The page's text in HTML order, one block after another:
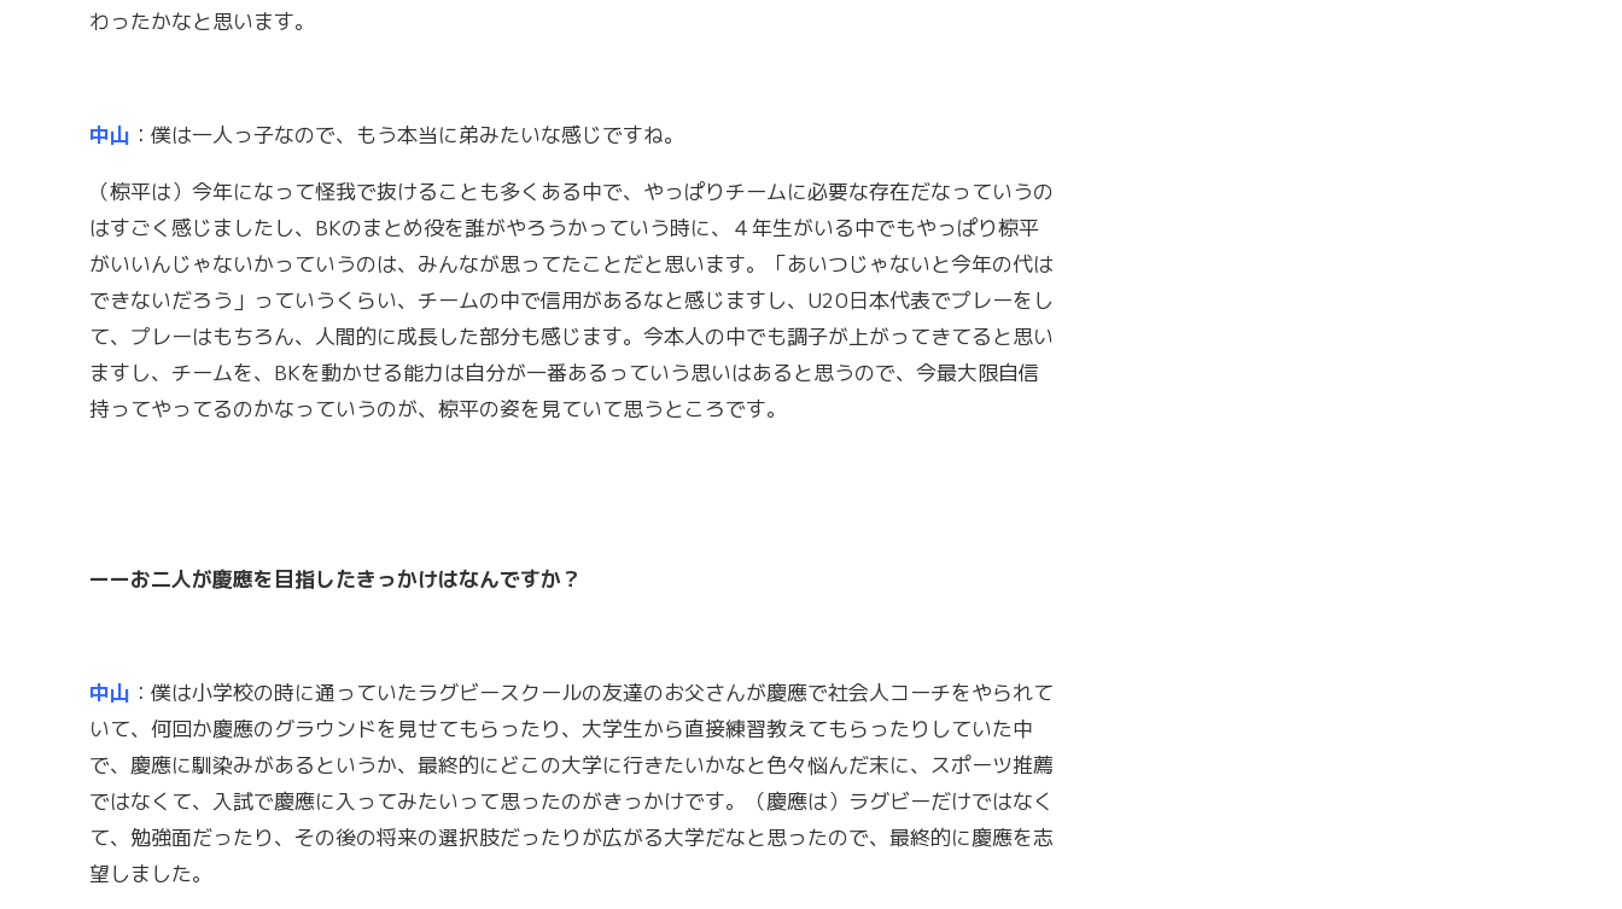
わったかなと思います。
中山 ：僕は一人っ子なので、もう本当に弟みたいな感じですね。
（椋平は）今年になって怪我で抜けることも多くある中で、やっぱりチームに必要な存在だなっていうの
はすごく感じましたし、BKのまとめ役を誰がやろうかっていう時に、４年生がいる中でもやっぱり椋平
がいいんじゃないかっていうのは、みんなが思ってたことだと思います。「あいつじゃないと今年の代は
できないだろう」っていうくらい、チームの中で信用があるなと感じますし、U20日本代表でプレーをし
て、プレーはもちろん、人間的に成長した部分も感じます。今本人の中でも調子が上がってきてると思い
ますし、チームを、BKを動かせる能力は自分が一番あるっていう思いはあると思うので、今最大限自信
持ってやってるのかなっていうのが、椋平の姿を見ていて思うところです。
ーーお二人が慶應を目指したきっかけはなんですか？
中山 ：僕は小学校の時に通っていたラグビースクールの友達のお父さんが慶應で社会人コーチをやられて
いて、何回か慶應のグラウンドを見せてもらったり、大学生から直接練習教えてもらったりしていた中
で、慶應に馴染みがあるというか、最終的にどこの大学に行きたいかなと色々悩んだ末に、スポーツ推薦
ではなくて、入試で慶應に入ってみたいって思ったのがきっかけです。（慶應は）ラグビーだけではなく
て、勉強面だったり、その後の将来の選択肢だったりが広がる大学だなと思ったので、最終的に慶應を志
望しました。